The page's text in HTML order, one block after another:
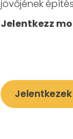
jövőjének
Jelentkezz
Jelentkezek